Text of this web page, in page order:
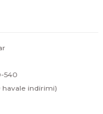
540
havale indirimi)